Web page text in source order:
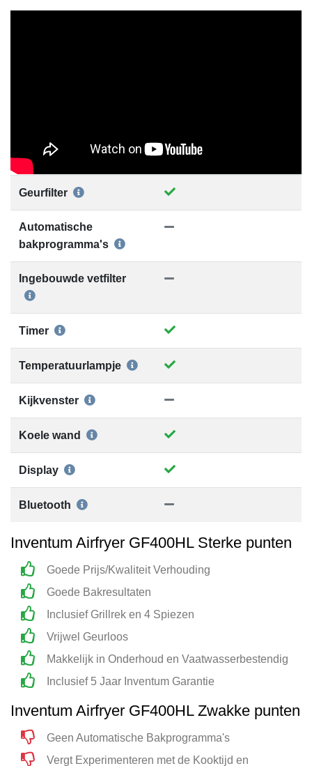
Geurfilter
Automatische
bakprogramma's
Ingebouwde vetfilter
Timer
Temperatuurlampje
Kijkvenster
Koele wand
Display
Bluetooth
Inventum Airfryer GF400HL Sterke punten
Goede Prijs/Kwaliteit Verhouding
Goede Bakresultaten
Inclusief Grillrek en 4 Spiezen
Vrijwel Geurloos
Makkelijk in Onderhoud en Vaatwasserbestendig
Inclusief 5 Jaar Inventum Garantie
Inventum Airfryer GF400HL Zwakke punten
Geen Automatische Bakprogramma's
Vergt Experimenteren met de Kooktijd en